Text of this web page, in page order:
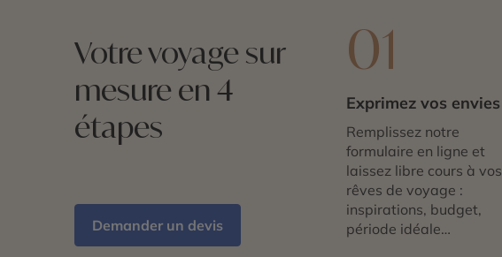
Votre voyage sur
mesure en 4
étapes
Demander un devis
01
Exprimez vos envies
Remplissez notre
formulaire en ligne et
laissez libre cours à vos
rêves de voyage :
inspirations, budget,
période idéale…